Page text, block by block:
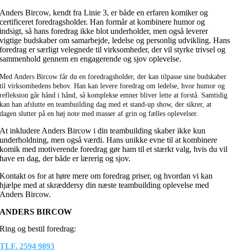
Anders Bircow, kendt fra Linie 3, er både en erfaren komiker og
certificeret foredragsholder. Han formår at kombinere humor og
indsigt, så hans foredrag ikke blot underholder, men også leverer
vigtige budskaber om samarbejde, ledelse og personlig udvikling. Hans
foredrag er særligt velegnede til virksomheder, der vil styrke trivsel og
sammenhold gennem en engagerende og sjov oplevelse.
Med Anders Bircow får du en foredragsholder, der kan tilpasse sine budskaber
til virksomhedens behov. Han kan levere foredrag om ledelse, hvor humor og
refleksion går hånd i hånd, så komplekse emner bliver lette at forstå. Samtidig
kan han afslutte en teambuilding dag med et stand-up show, der sikrer, at
dagen slutter på en høj note med masser af grin og fælles oplevelser.
At inkludere Anders Bircow i din teambuilding skaber ikke kun
underholdning, men også værdi. Hans unikke evne til at kombinere
komik med motiverende foredrag gør ham til et stærkt valg, hvis du vil
have en dag, der både er lærerig og sjov.
Kontakt os for at høre mere om foredrag priser, og hvordan vi kan
hjælpe med at skræddersy din næste teambuilding oplevelse med
Anders Bircow.
ANDERS BIRCOW
Ring og bestil foredrag:
TLF. 2594 9893